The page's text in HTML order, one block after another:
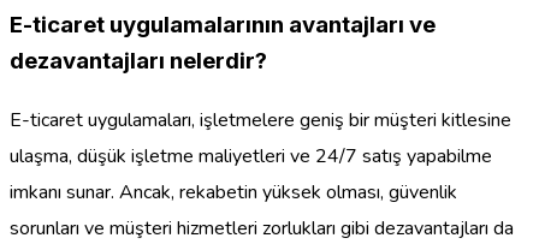
E-ticaret uygulamalarının avantajları ve
dezavantajları nelerdir?
E-ticaret uygulamaları, işletmelere geniş bir müşteri kitlesine
ulaşma, düşük işletme maliyetleri ve 24/7 satış yapabilme
imkanı sunar. Ancak, rekabetin yüksek olması, güvenlik
sorunları ve müşteri hizmetleri zorlukları gibi dezavantajları da